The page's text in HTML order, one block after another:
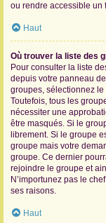
ou rendre accessible un
Haut
Où trouver la liste des
Pour consulter la liste
depuis votre panneau
groupes, sélectionnez
Toutefois, tous les
nécessiter une
être masqués. Si le
librement. Si le groupe
groupe mais votre
groupe. Ce dernier
rejoindre le groupe et
N’importunez pas le
ses raisons.
Haut